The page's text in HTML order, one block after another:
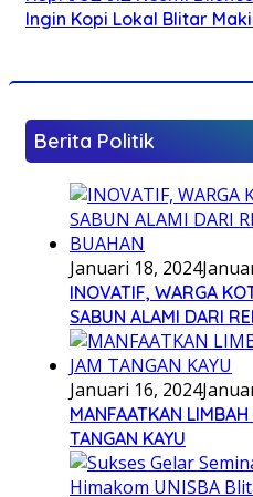
Ingin Kopi Lokal Blitar
Berita Politik
Januari 18, 2024
INOVATIF, WARGA
SABUN ALAMI DARI
Januari 16, 2024
MANFAATKAN
TANGAN KAYU